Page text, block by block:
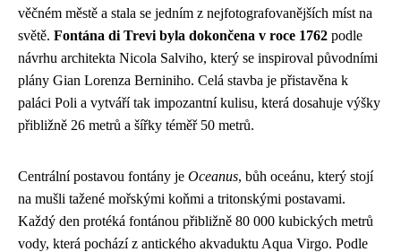
věčném městě a stala se jedním z nejfotografovanějších míst na
světě. Fontána di Trevi byla dokončena v roce 1762 podle
návrhu architekta Nicola Salviho, který se inspiroval původními
plány Gian Lorenza Berniniho. Celá stavba je přistavěna k
paláci Poli a vytváří tak impozantní kulisu, která dosahuje výšky
přibližně 26 metrů a šířky téměř 50 metrů.
Centrální postavou fontány je Oceanus, bůh oceánu, který stojí
na mušli tažené mořskými koňmi a tritonskými postavami.
Každý den protéká fontánou přibližně 80 000 kubických metrů
vody, která pochází z antického akvaduktu Aqua Virgo. Podle